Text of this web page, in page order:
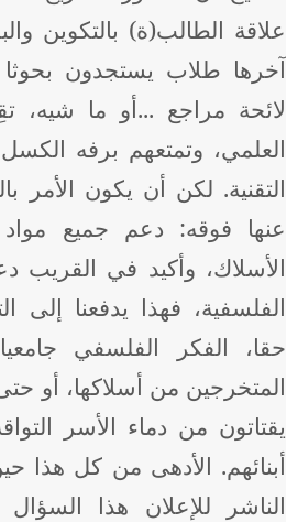
الطالب(ة) بالتكوين
طلاب يستجدون بحوثا
مراجع ...أو ما شيه،
وتمتعهم برفه الكسل
لكن أن يكون الأمر
فوقه: دعم جميع مواد
وأكيد في القريب
فهذا يدفعنا إلى
الفكر الفلسفي
من أسلاكها، أو حتى
من دماء الأسر
الأدهى من كل هذا
للإعلان هذا